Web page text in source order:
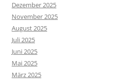
Dezember 2025
November 2025
August 2025
Juli 2025
Juni 2025
Mai 2025
März 2025